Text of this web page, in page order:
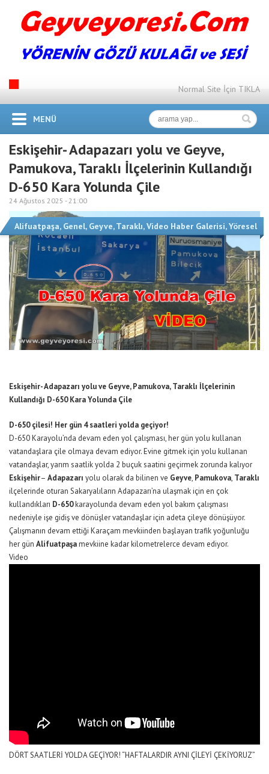
Normal Site İçin TIKLA
MENÜ
Eskişehir- Adapazarı yolu ve Geyve,
Pamukova, Taraklı İlçelerinin Kullandığı
D-650 Kara Yolunda Çile
24 Ağustos 2025 -21:00
Alifuatpaşa, Genel, Geyve,Taraklı,Video Haber Galerisi,Yöresel
Eskişehir- Adapazarı yolu ve Geyve, Pamukova, Taraklı İlçelerinin
Kullandığı D-650 Kara Yolunda Çile
D-650 çilesi! Her gün 4 saatleri yolda geçiyor!
D-650 Karayolu’nda devam eden yol çalışması, her gün yolu kullanan
vatandaşlara çile olmaya devam ediyor. Evine gitmek için yolu kullanan
vatandaşlar, yarım saatlik yolda 2 buçuk saatini geçirmek zorunda kalıyor
Eskişehir– Adapazarı yolu olarak da bilinen ve Geyve, Pamukova, Taraklı
ilçelerinde oturan Sakaryalıların Adapazarı’na ulaşmak için en çok
kullandıkları D-650karayolunda devam eden yol bakım çalışması
nedeniyle işe gidiş ve dönüşler vatandaşlar için adeta çileye dönüşüyor.
Çalışmanın devam ettiği Karaçam mevkiinden başlayan trafik yoğunluğu
her gün Alifuatpaşamevkiine kadar kilometrelerce devam ediyor.
Video
DÖRT SAATLERİ YOLDA GEÇİYOR! “HAFTALARDIR AYNI ÇİLEYİ ÇEKİYORUZ”